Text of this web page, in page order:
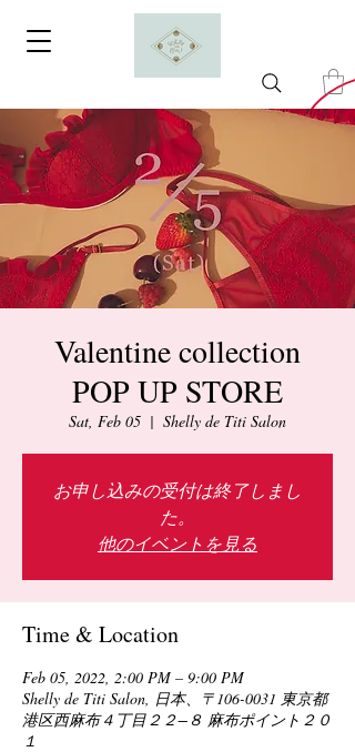
Valentine collection
POP UP STORE
Sat, Feb 05
  |
Shelly de Titi Salon
お申し込みの受付は終了しまし
た。
他のイベントを見る
Time & Location
Feb 05, 2022, 2:00 PM – 9:00 PM
Shelly de Titi Salon, 日本、〒106-0031 東京都
港区西麻布４丁目２２−８ 麻布ポイント２０
１